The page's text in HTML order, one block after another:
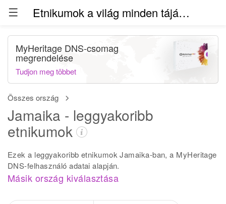
Etnikumok a világ minden táján (béta)
Összes ország
Jamaika - leggyakoribb
etnikumok
Ezek a leggyakoribb etnikumok Jamaika-ban, a MyHeritage
DNS-felhasználó adatai alapján.
Másik ország kiválasztása
MyHeritage DNS-csomag
megrendelése
Tudjon meg többet